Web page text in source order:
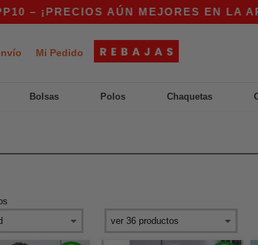
¡PRECIOS AÚN MEJORES EN LA APP!
Mi Pedido
Bolsas Polos Chaquetas